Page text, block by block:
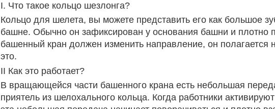
I. Что такое кольцо шезлонга?
Кольцо для шелета, вы можете представить его как большое
башне. Обычно он зафиксирован у основания башни и плотно
башенный кран должен изменить направление, он полагается
это.
II Как это работает?
В вращающейся части башенного крана есть небольшая
приятель из шелохального кольца. Когда работники